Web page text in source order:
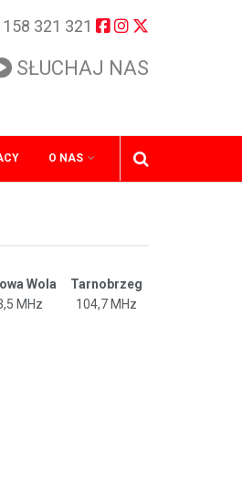
321 321
SŁUCHAJ NAS
O NAS
Wola
Tarnobrzeg
MHz 104,7 MHz